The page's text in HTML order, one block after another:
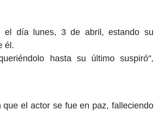
el día lunes, 3 de abril, estando su
él.
hasta su último suspiró",
el actor se fue en paz, falleciendo